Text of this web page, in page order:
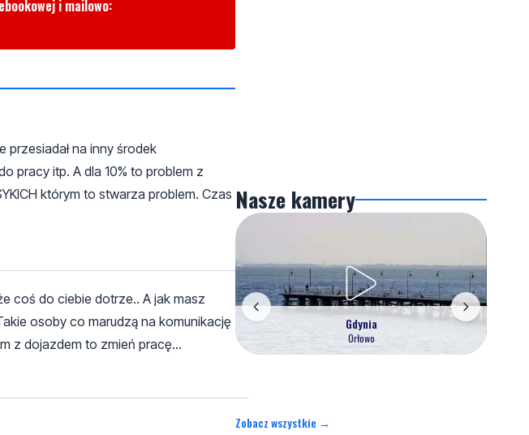
i mailowo:
przesiadał na inny środek
pracy itp. A dla 10% to problem z
którym to stwarza problem. Czas
coś do ciebie dotrze.. A jak masz
osoby co marudzą na komunikację
z dojazdem to zmień pracę...
Nasze kamery
Gdynia
Orłowo
Zobacz wszystkie →